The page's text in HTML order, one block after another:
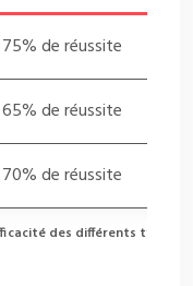
des différents types
75% de réussite
65% de réussite
70% de réussite